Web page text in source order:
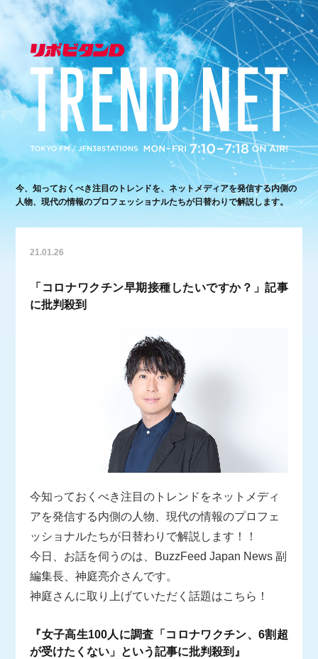
今、知っておくべき注目のトレンドを、ネットメディアを発信する内側の
人物、現代の情報のプロフェッショナルたちが日替わりで解説します。
21.01.26
「コロナワクチン早期接種したいですか？」記事
に批判殺到
今知っておくべき注目のトレンドをネットメディ
アを発信する内側の人物、現代の情報のプロフェ
ッショナルたちが日替わりで解説します！！
今日、お話を伺うのは、BuzzFeed Japan News 副
編集長、神庭亮介さんです。
神庭さんに取り上げていただく話題はこちら！
『女子高生100人に調査「コロナワクチン、6割超
が受けたくない」という記事に批判殺到』